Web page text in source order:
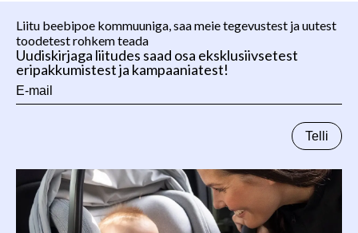
Liitu beebipoe kommuuniga, saa meie tegevustest ja uutest
toodetest rohkem teada
Uudiskirjaga liitudes saad osa eksklusiivsetest
eripakkumistest ja kampaaniatest!
E-
mail